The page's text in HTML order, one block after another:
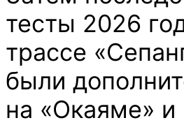
тесты 2026
трассе
были
на «Окаяме» и